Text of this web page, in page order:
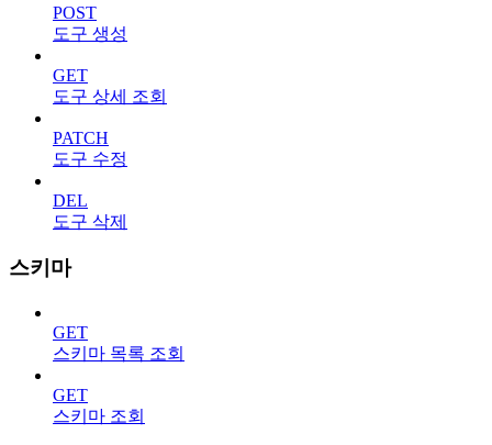
POST
도구 생성
GET
도구 상세 조회
PATCH
도구 수정
DEL
도구 삭제
스키마
GET
스키마 목록 조회
GET
스키마 조회